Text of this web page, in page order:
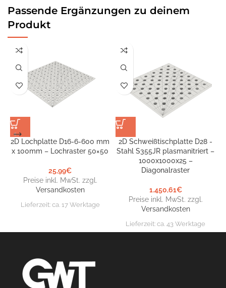
Passende Ergänzungen zu deinem
Produkt
2D Lochplatte D16-6-600 mm
x 100mm – Lochraster 50×50
25,99€
Preise inkl. MwSt. zzgl.
Versandkosten
Lieferzeit: ca. 17 Werktage
2D Schweißtischplatte D28 -
Stahl S355JR plasmanitriert –
1000x1000x25 –
Diagonalraster
1.450,61€
Preise inkl. MwSt. zzgl.
Versandkosten
Lieferzeit:ca. 43 Werktage